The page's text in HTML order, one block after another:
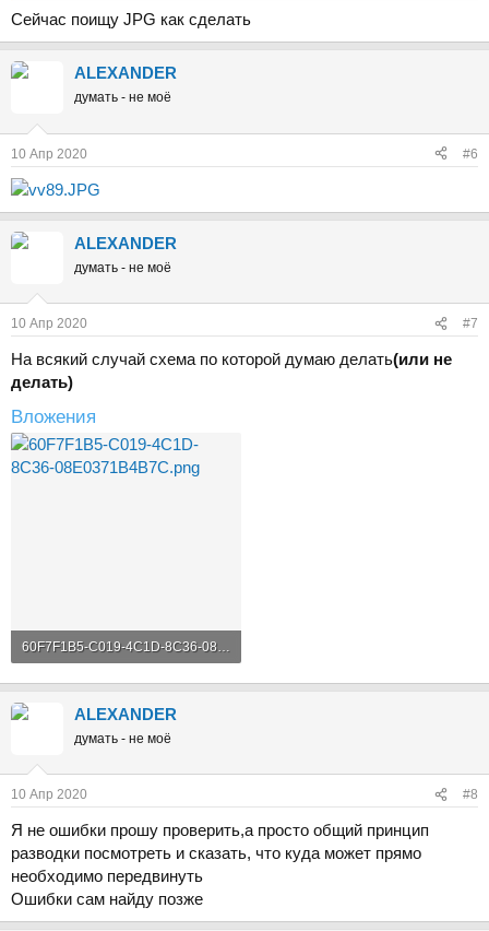
Сейчас поищу JPG как сделать
ALEXANDER
думать - не моё
10 Апр 2020 #6
ALEXANDER
думать - не моё
10 Апр 2020 #7
На всякий случай схема по которой думаю делать(или не
делать)
Вложения
60F7F1B5-C019-4C1D-8C36-08E0371B4B7C.png
426 KB · Просмотры: 163
ALEXANDER
думать - не моё
10 Апр 2020 #8
Я не ошибки прошу проверить,а просто общий принцип
разводки посмотреть и сказать, что куда может прямо
необходимо передвинуть
Ошибки сам найду позже